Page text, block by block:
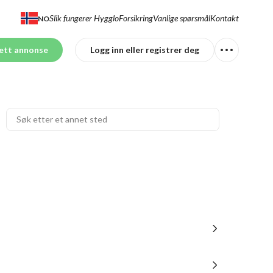
NOSlik fungerer HyggloForsikringVanlige spørsmålKontakt
annonse Logg inn eller registrer deg